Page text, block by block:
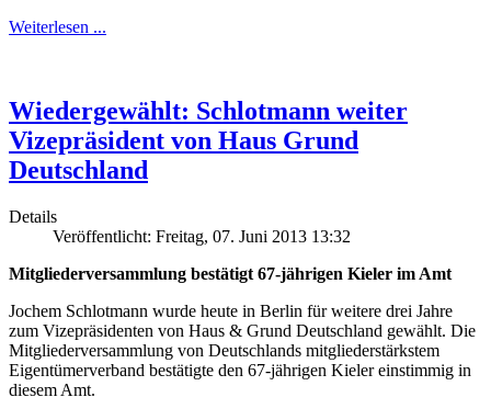
Weiterlesen ...
Wiedergewählt: Schlotmann weiter
Vizepräsident von Haus Grund
Deutschland
Details
Veröffentlicht: Freitag, 07. Juni 2013 13:32
Mitgliederversammlung bestätigt 67-jährigen Kieler im Amt
Jochem Schlotmann wurde heute in Berlin für weitere drei Jahre
zum Vizepräsidenten von Haus & Grund Deutschland gewählt. Die
Mitgliederversammlung von Deutschlands mitgliederstärkstem
Eigentümerverband bestätigte den 67-jährigen Kieler einstimmig in
diesem Amt.